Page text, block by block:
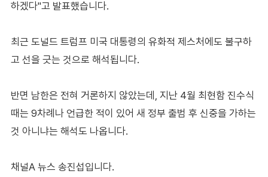
하겠다"고 발표했습니다.
최근 도널드 트럼프 미국 대통령의 유화적 제스처에도 불구하
고 선을 긋는 것으로 해석됩니다.
반면 남한은 전혀 거론하지 않았는데, 지난 4월 최현함 진수식
때는 9차례나 언급한 적이 있어 새 정부 출범 후 신중을 가하는
것 아니냐는 해석도 나옵니다.
채널A 뉴스 송진섭입니다.